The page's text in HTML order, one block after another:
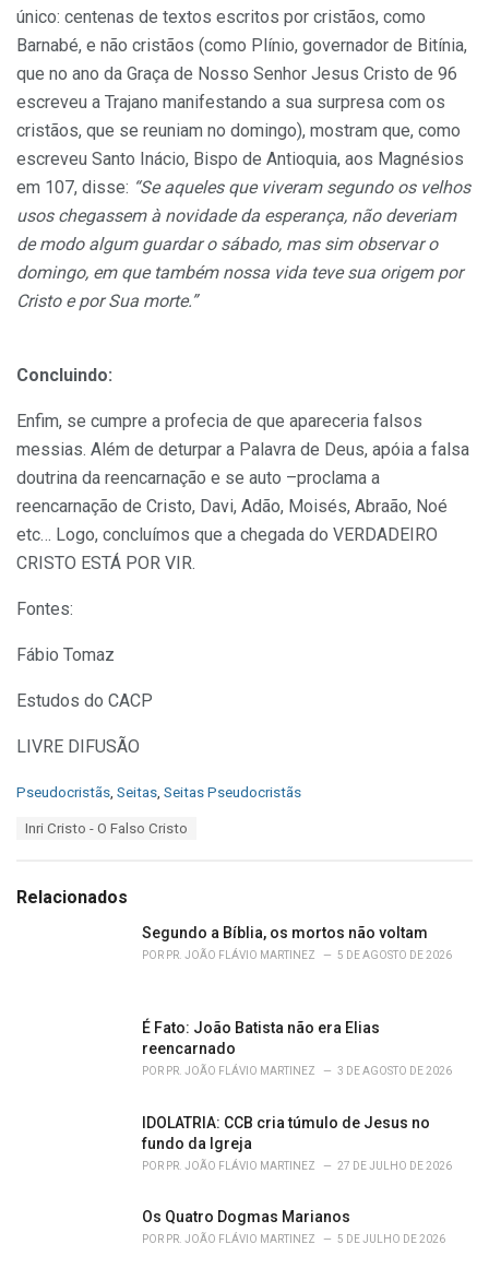
único: centenas de textos escritos por cristãos, como
Barnabé, e não cristãos (como Plínio, governador de Bitínia,
que no ano da Graça de Nosso Senhor Jesus Cristo de 96
escreveu a Trajano manifestando a sua surpresa com os
cristãos, que se reuniam no domingo), mostram que, como
escreveu Santo Inácio, Bispo de Antioquia, aos Magnésios
em 107, disse: “Se aqueles que viveram segundo os velhos
usos chegassem à novidade da esperança, não deveriam
de modo algum guardar o sábado, mas sim observar o
domingo, em que também nossa vida teve sua origem por
Cristo e por Sua morte.”
Concluindo:
Enfim, se cumpre a profecia de que apareceria falsos
messias. Além de deturpar a Palavra de Deus, apóia a falsa
doutrina da reencarnação e se auto –proclama a
reencarnação de Cristo, Davi, Adão, Moisés, Abraão, Noé
etc… Logo, concluímos que a chegada do VERDADEIRO
CRISTO ESTÁ POR VIR.
Fontes:
Fábio Tomaz
Estudos do CACP
LIVRE DIFUSÃO
C
o
r
Pseudocristãs Seitas Seitas Pseudocristãs
:
Inri Cristo - O Falso Cristo
Relacionados
Segundo a Bíblia, os mortos não voltam
POR PR. JOÃO FLÁVIO MARTINEZ 5 DE AGOSTO DE 2026
É Fato: João Batista não era Elias
reencarnado
POR PR. JOÃO FLÁVIO MARTINEZ 3 DE AGOSTO DE 2026
IDOLATRIA: CCB cria túmulo de Jesus no
fundo da Igreja
POR PR. JOÃO FLÁVIO MARTINEZ 27 DE JULHO DE 2026
Os Quatro Dogmas Marianos
POR PR. JOÃO FLÁVIO MARTINEZ 5 DE JULHO DE 2026